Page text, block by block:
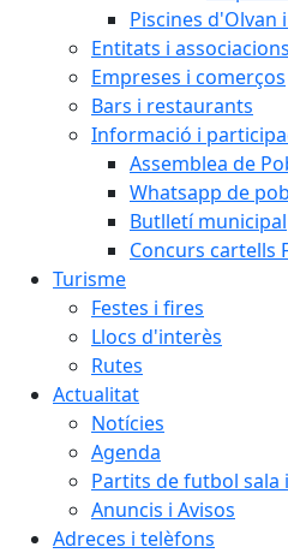
Piscines d'Olvan
Entitats i associacions
Empreses i comerços
Bars i restaurants
Informació i
Assemblea de
Whatsapp de
Butlletí municipal
Concurs cartells
Turisme
Festes i fires
Llocs d'interès
Rutes
Actualitat
Notícies
Agenda
Partits de futbol
Anuncis i Avisos
Adreces i telèfons